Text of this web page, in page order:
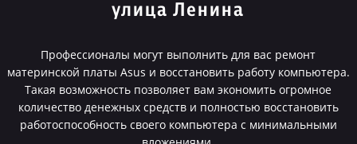
улица Ленина
Профессионалы могут выполнить для вас ремонт
материнской платы Asus и восстановить работу компьютера.
Такая возможность позволяет вам экономить огромное
количество денежных средств и полностью восстановить
работоспособность своего компьютера с минимальными